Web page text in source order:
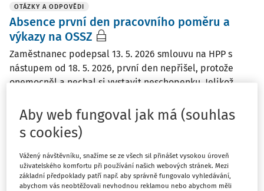
OTÁZKY A ODPOVĚDI
Absence první den pracovního poměru a
výkazy na OSSZ
Zaměstnanec podepsal 13. 5. 2026 smlouvu na HPP s
nástupem od 18. 5. 2026, první den nepřišel, protože
onemocněl a nechal si vystavit neschopenku. Jelikož
že mu ji nemůžu vykázat do směn, i kdyby ...
Ing. Marta Ženíšková
PRACOVNÍ SITUACE
Aby web fungoval jak má (souhlas
s cookies)
Vážený návštěvníku, snažíme se ze všech sil přinášet vysokou úroveň
uživatelského komfortu při používání našich webových stránek. Mezi
základní předpoklady patří např. aby správně fungovalo vyhledávání,
abychom vás neobtěžovali nevhodnou reklamou nebo abychom měli